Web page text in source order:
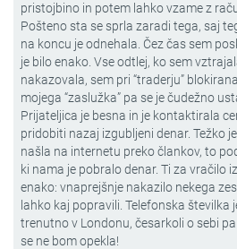
pristojbino in potem lahko vzame z
Pošteno sta se sprla zaradi tega, saj
na koncu je odnehala. Čez čas sem
je bilo enako. Vse odtlej, ko sem
nakazovala, sem pri “traderju”
mojega “zaslužka” pa se je čudežno
Prijateljica je besna in je kontaktirala
pridobiti nazaj izgubljeni denar. Težko
našla na internetu preko člankov, to
ki nama je pobralo denar. Ti za vračilo
enako: vnaprejšnje nakazilo nekega
lahko kaj popravili. Telefonska številka
trenutno v Londonu, česarkoli o sebi
se ne bom opekla!